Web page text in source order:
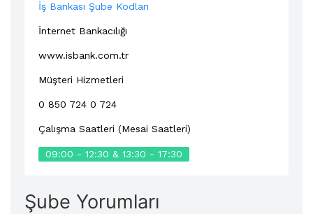
İş Bankası Şube Kodları
İnternet Bankacılığı
www.isbank.com.tr
Müşteri Hizmetleri
0 850 724 0 724
Çalışma Saatleri (Mesai Saatleri)
09:00 - 12:30 & 13:30 - 17:30
Şube Yorumları